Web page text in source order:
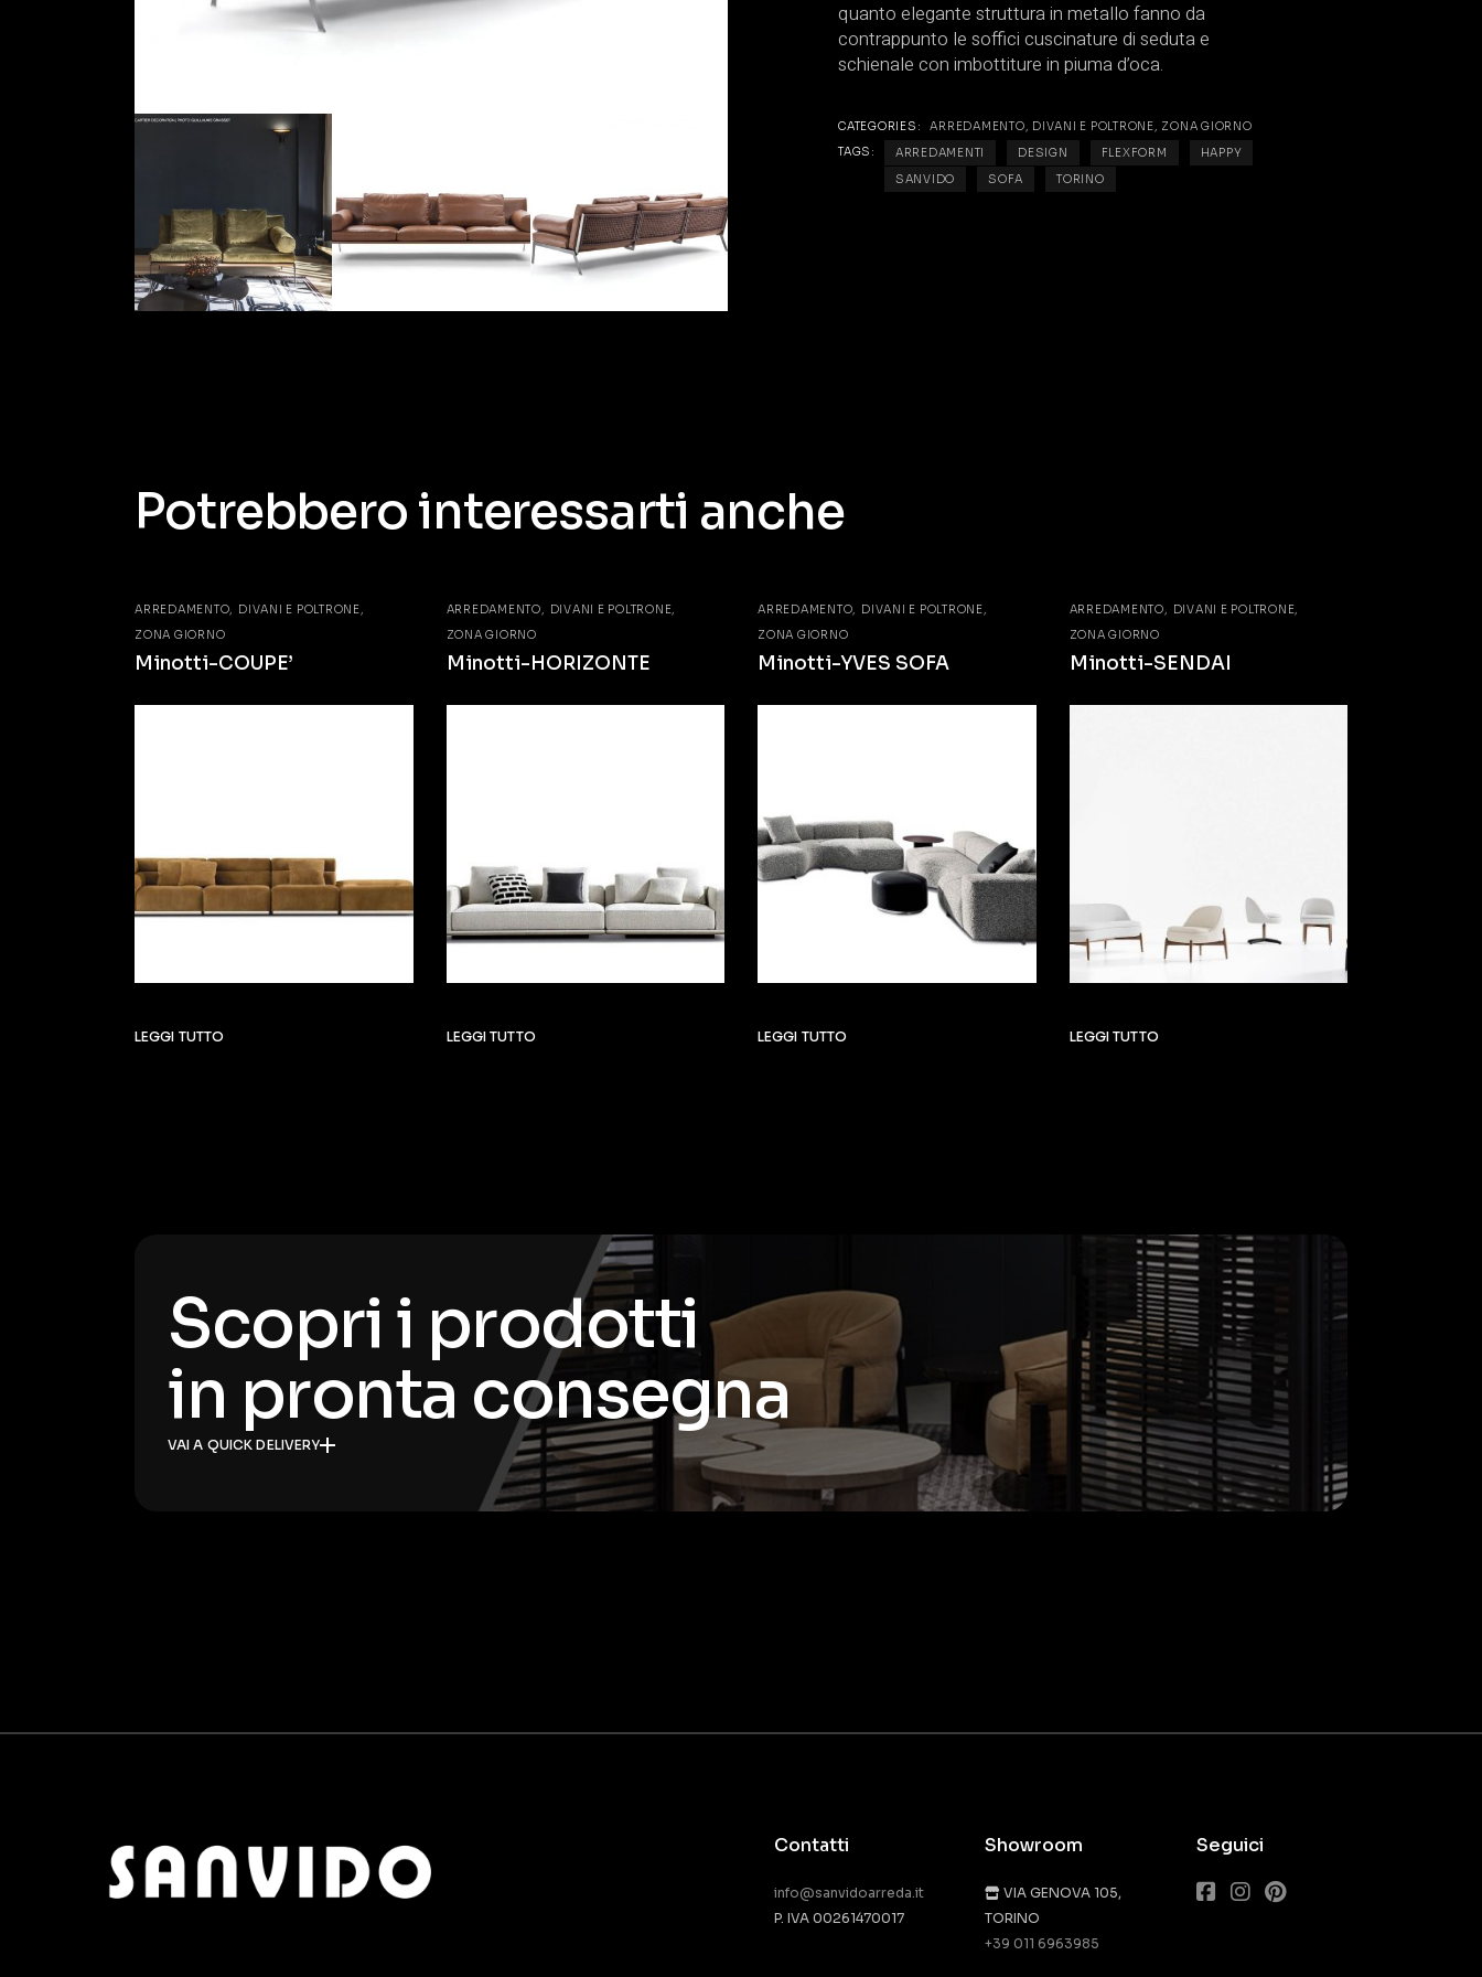
quanto elegante struttura in metallo fanno da
contrappunto le soffici cuscinature di seduta e
schienale con imbottiture in piuma d’oca.
CATEGORIES: ARREDAMENTO, DIVANI E POLTRONE, ZONA GIORNO
TAGS:
ARREDAMENTI DESIGN FLEXFORM
HAPPY
SANVIDO
SOFA TORINO
Potrebbero interessarti anche
LEGGI TUTTO
ARREDAMENTO
DIVANI E POLTRONE
ZONA GIORNO
Minotti-COUPE’
LEGGI TUTTO
ARREDAMENTO
DIVANI E POLTRONE
ZONA GIORNO
Minotti-HORIZONTE
LEGGI TUTTO
ARREDAMENTO
DIVANI E POLTRONE
ZONA GIORNO
Minotti-YVES SOFA
LEGGI TUTTO
ARREDAMENTO
DIVANI E POLTRONE
ZONA GIORNO
Minotti-SENDAI
Scopri i prodotti
in pronta consegna
VAI A QUICK DELIVERY
Contatti
info@sanvidoarreda.it
P. IVA 00261470017
Showroom
VIA GENOVA 105,
TORINO
+39 011 6963985
Seguici